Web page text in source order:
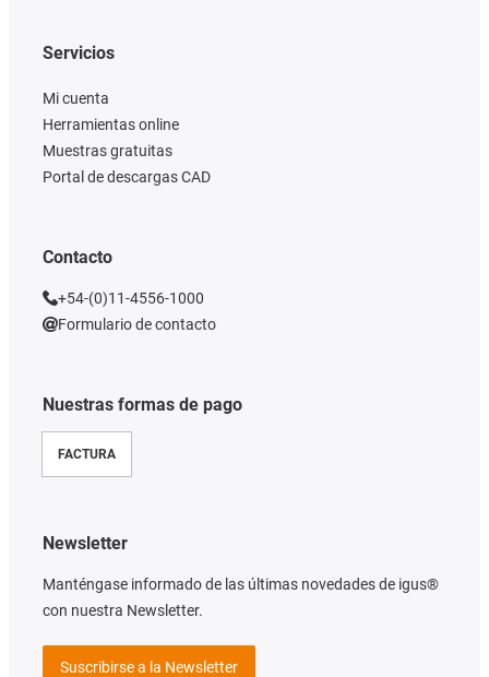
Nuestras formas de pago
FACTURA
Servicios
Mi cuenta
Herramientas online
Muestras gratuitas
Portal de descargas CAD
Contacto
+54-(0)11-4556-1000
Formulario de contacto
Newsletter
Manténgase informado de las últimas novedades de igus®
con nuestra Newsletter.
Suscribirse a la Newsletter